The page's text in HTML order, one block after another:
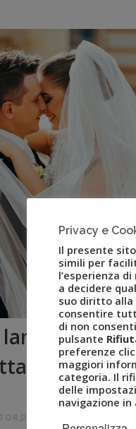
Ulove:
di
Privacy e
Il presente
simili per
l’esperienza
a decidere
suo diritto alla
consentire
di non
pulsante
preferenze
maggiori
categoria. Il
delle
navigazione